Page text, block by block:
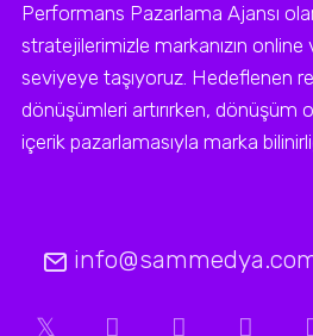
Performans Pazarlama Ajansı
stratejilerimizle markanızın online
seviyeye taşıyoruz. Hedeflenen
dönüşümleri artırırken, dönüşüm
içerik pazarlamasıyla marka